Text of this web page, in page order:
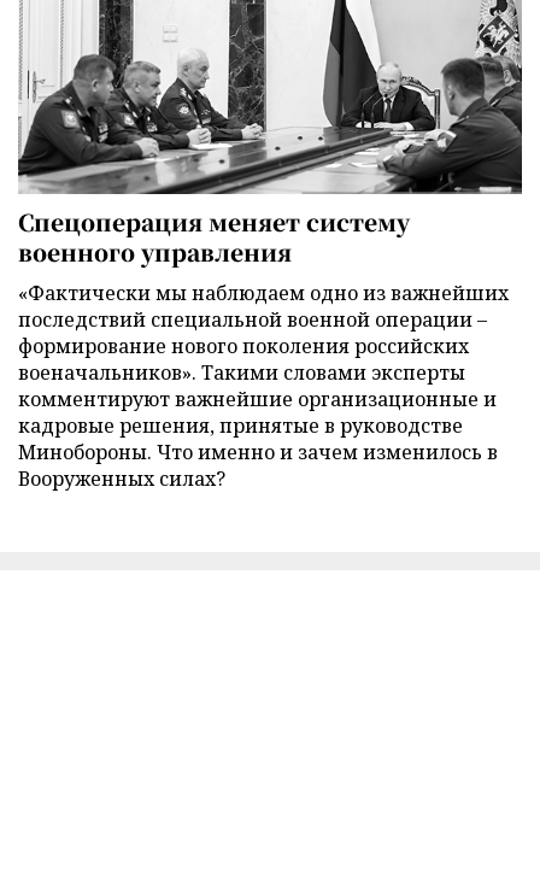
Спецоперация меняет систему
военного управления
«Фактически мы наблюдаем одно из важнейших
последствий специальной военной операции –
формирование нового поколения российских
военачальников». Такими словами эксперты
комментируют важнейшие организационные и
кадровые решения, принятые в руководстве
Минобороны. Что именно и зачем изменилось в
Вооруженных силах?